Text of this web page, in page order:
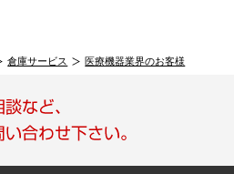
倉庫サービス 医療機器業界のお客様